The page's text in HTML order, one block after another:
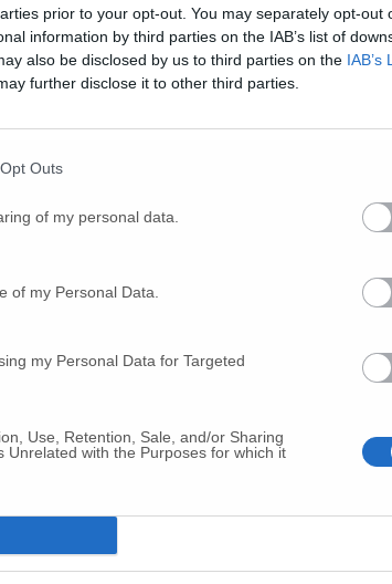
prior to your opt-out. You may separately opt-out
information by third parties on the IAB’s list of
also be disclosed by us to third parties on the IAB’s
further disclose it to other third parties.
Outs
of my personal data.
of my Personal Data.
my Personal Data for Targeted
Use, Retention, Sale, and/or Sharing
Unrelated with the Purposes for which it